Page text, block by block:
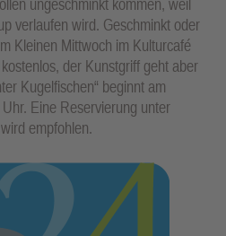
ungeschminkt kommen, weil
verlaufen wird. Geschminkt oder
Kleinen Mittwoch im Kulturcafé
der Kunstgriff geht aber
Kugelfischen“ beginnt am
Eine Reservierung unter
wird empfohlen.